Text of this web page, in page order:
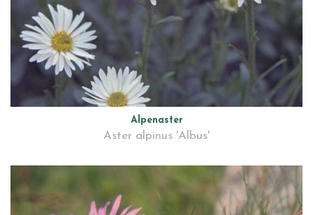
Alpenaster
Aster alpinus 'Albus'